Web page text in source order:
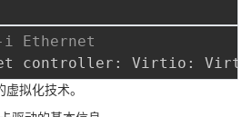
Ethernet
controller: Virtio:
拟化技术。